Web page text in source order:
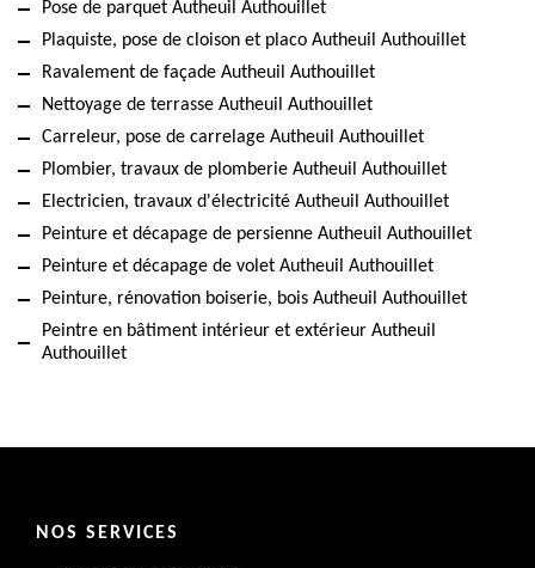
Pose de parquet Autheuil Authouillet
Plaquiste, pose de cloison et placo Autheuil Authouillet
Ravalement de façade Autheuil Authouillet
Nettoyage de terrasse Autheuil Authouillet
Carreleur, pose de carrelage Autheuil Authouillet
Plombier, travaux de plomberie Autheuil Authouillet
Electricien, travaux d'électricité Autheuil Authouillet
Peinture et décapage de persienne Autheuil Authouillet
Peinture et décapage de volet Autheuil Authouillet
Peinture, rénovation boiserie, bois Autheuil Authouillet
Peintre en bâtiment intérieur et extérieur Autheuil
Authouillet
NOS SERVICES